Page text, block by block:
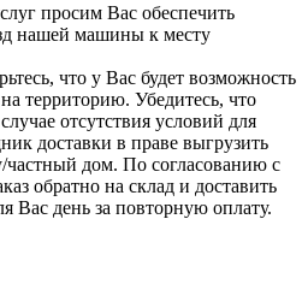
просим Вас обеспечить
нашей машины к месту
что у Вас будет возможность
территорию. Убедитесь, что
отсутствия условий для
доставки в праве выгрузить
частный дом. По согласованию с
обратно на склад и доставить
Вас день за повторную оплату.